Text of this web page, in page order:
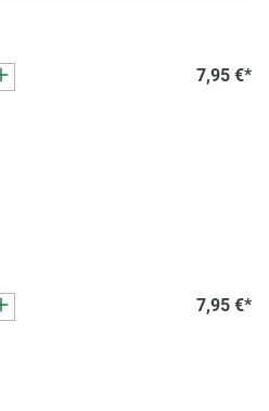
7,95 €*
7,95 €*